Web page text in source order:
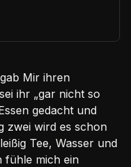
gab Mir ihren
ihr „gar nicht so
gedacht und
zwei wird es schon
Tee, Wasser und
fühle mich ein